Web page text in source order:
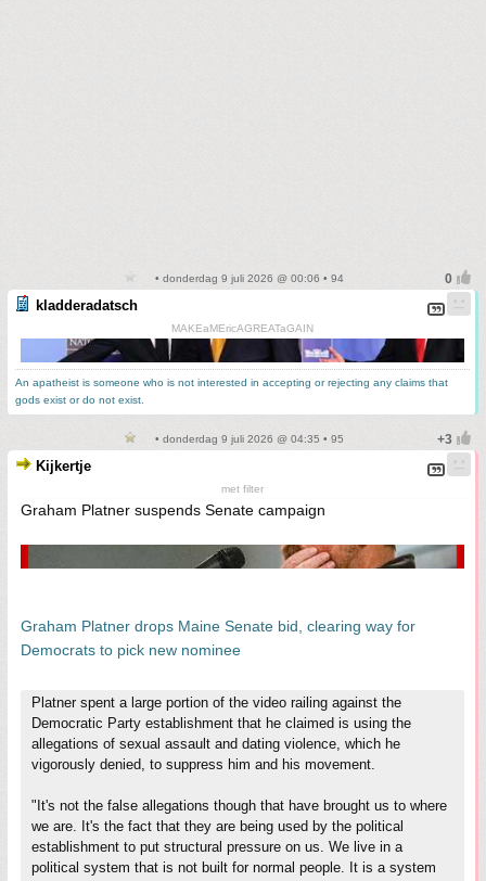
• donderdag 9 juli 2026 @ 00:06 • 94
kladderadatsch
MAKEaMEricAGREATaGAIN
An apatheist is someone who is not interested in accepting or rejecting any claims that
gods exist or do not exist.
• donderdag 9 juli 2026 @ 04:35 • 95
Kijkertje
met filter
Graham Platner suspends Senate campaign
Graham Platner drops Maine Senate bid, clearing way for
Democrats to pick new nominee
Platner spent a large portion of the video railing against the
Democratic Party establishment that he claimed is using the
allegations of sexual assault and dating violence, which he
vigorously denied, to suppress him and his movement.
"It's not the false allegations though that have brought us to where
we are. It's the fact that they are being used by the political
establishment to put structural pressure on us. We live in a
political system that is not built for normal people. It is a system